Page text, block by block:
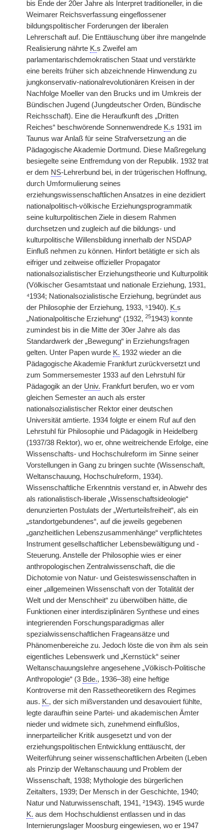
bis Ende der 20er Jahre als Interpret traditioneller, in die
Weimarer Reichsverfassung eingeflossener
bildungspolitischer Forderungen der liberalen
Lehrerschaft auf. Die Enttäuschung über ihre mangelnde
Realisierung nährte K.s Zweifel am
parlamentarischdemokratischen Staat und verstärkte
eine bereits früher sich abzeichnende Hinwendung zu
jungkonservativ-nationalrevolutionären Kreisen in der
Nachfolge Moeller van den Brucks und im Umkreis der
Bündischen Jugend (Jungdeutscher Orden, Bündische
Reichsschaft). Eine die Heraufkunft des „Dritten
Reiches“ beschwörende Sonnenwendrede K.s 1931 im
Taunus war Anlaß für seine Strafversetzung an die
Pädagogische Akademie Dortmund. Diese Maßregelung
besiegelte seine Entfremdung von der Republik. 1932 trat
er dem NS-Lehrerbund bei, in der trügerischen Hoffnung,
durch Umformulierung seines
erziehungswissenschaftlichen Ansatzes in eine dezidiert
nationalpolitisch-völkische Erziehungsprogrammatik
seine kulturpolitischen Ziele in diesem Rahmen
durchsetzen und zugleich auf die bildungs- und
kulturpolitische Willensbildung innerhalb der NSDAP
Einfluß nehmen zu können. Hinfort betätigte er sich als
eifriger und zeitweise offizieller Propagator
nationalsozialistischer Erziehungstheorie und Kulturpolitik
(Völkischer Gesamtstaat und nationale Erziehung, 1931,
⁴1934; Nationalsozialistische Erziehung, begründet aus
der Philosophie der Erziehung, 1933, ⁵1940). K.s
„Nationalpolitische Erziehung“ (1932, 251943) konnte
zumindest bis in die Mitte der 30er Jahre als das
Standardwerk der „Bewegung“ in Erziehungsfragen
gelten. Unter Papen wurde K. 1932 wieder an die
Pädagogische Akademie Frankfurt zurückversetzt und
zum Sommersemester 1933 auf den Lehrstuhl für
Pädagogik an der Univ. Frankfurt berufen, wo er vom
gleichen Semester an auch als erster
nationalsozialistischer Rektor einer deutschen
Universität amtierte. 1934 folgte er einem Ruf auf den
Lehrstuhl für Philosophie und Pädagogik in Heidelberg
(1937/38 Rektor), wo er, ohne weitreichende Erfolge, eine
Wissenschafts- und Hochschulreform im Sinne seiner
Vorstellungen in Gang zu bringen suchte (Wissenschaft,
Weltanschauung, Hochschulreform, 1934).
Wissenschaftliche Erkenntnis verstand er, in Abwehr des
als rationalistisch-liberale „Wissenschaftsideologie“
denunzierten Postulats der „Werturteilsfreiheit“, als ein
„standortgebundenes“, auf die jeweils gegebenen
„ganzheitlichen Lebenszusammenhänge“ verpflichtetes
Instrument gesellschaftlicher Lebensbewältigung und -
Steuerung. Anstelle der Philosophie wies er einer
anthropologischen Zentralwissenschaft, die die
Dichotomie von Natur- und Geisteswissenschaften in
einer „allgemeinen Wissenschaft von der Totalität der
Welt und der Menschheit“ zu überwölben hätte, die
Funktionen einer interdisziplinären Synthese und eines
integrierenden Forschungsparadigmas aller
spezialwissenschaftlichen Frageansätze und
Phänomenbereiche zu. Jedoch löste die von ihm als sein
eigentliches Lebenswerk und „Kernstück“ seiner
Weltanschauungslehre angesehene „Völkisch-Politische
Anthropologie“ (3 Bde., 1936–38) eine heftige
Kontroverse mit den Rassetheoretikern des Regimes
aus. K., der sich mißverstanden und desavouiert fühlte,
legte daraufhin seine Partei- und akademischen Ämter
nieder und widmete sich, zunehmend einflußlos,
innerparteilicher Kritik ausgesetzt und von der
erziehungspolitischen Entwicklung enttäuscht, der
Weiterführung seiner wissenschaftlichen Arbeiten (Leben
als Prinzip der Weltanschauung und Problem der
Wissenschaft, 1938; Mythologie des bürgerlichen
Zeitalters, 1939; Der Mensch in der Geschichte, 1940;
Natur und Naturwissenschaft, 1941, ²1943). 1945 wurde
K. aus dem Hochschuldienst entlassen und in das
Internierungslager Moosburg eingewiesen, wo er 1947